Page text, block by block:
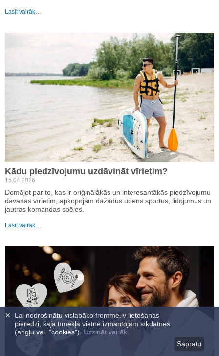
Lasīt vairāk…
Kādu piedzīvojumu uzdāvināt vīrietim?
15.04.2026
Domājot par to, kas ir oriģinālākās un interesantākās piedzīvojumu
dāvanas vīrietim, apkopojām dažādus ūdens sportus, lidojumus un
jautras komandas spēles.
Lasīt vairāk…
Lai nodrošinātu vislabāko fromme.lv lietošanas
pieredzi, šajā tīmekļa vietnē izmantojam sīkdatnes
(angļu val. "cookies"). Uzzināt vairāk.
Sapratu
✕